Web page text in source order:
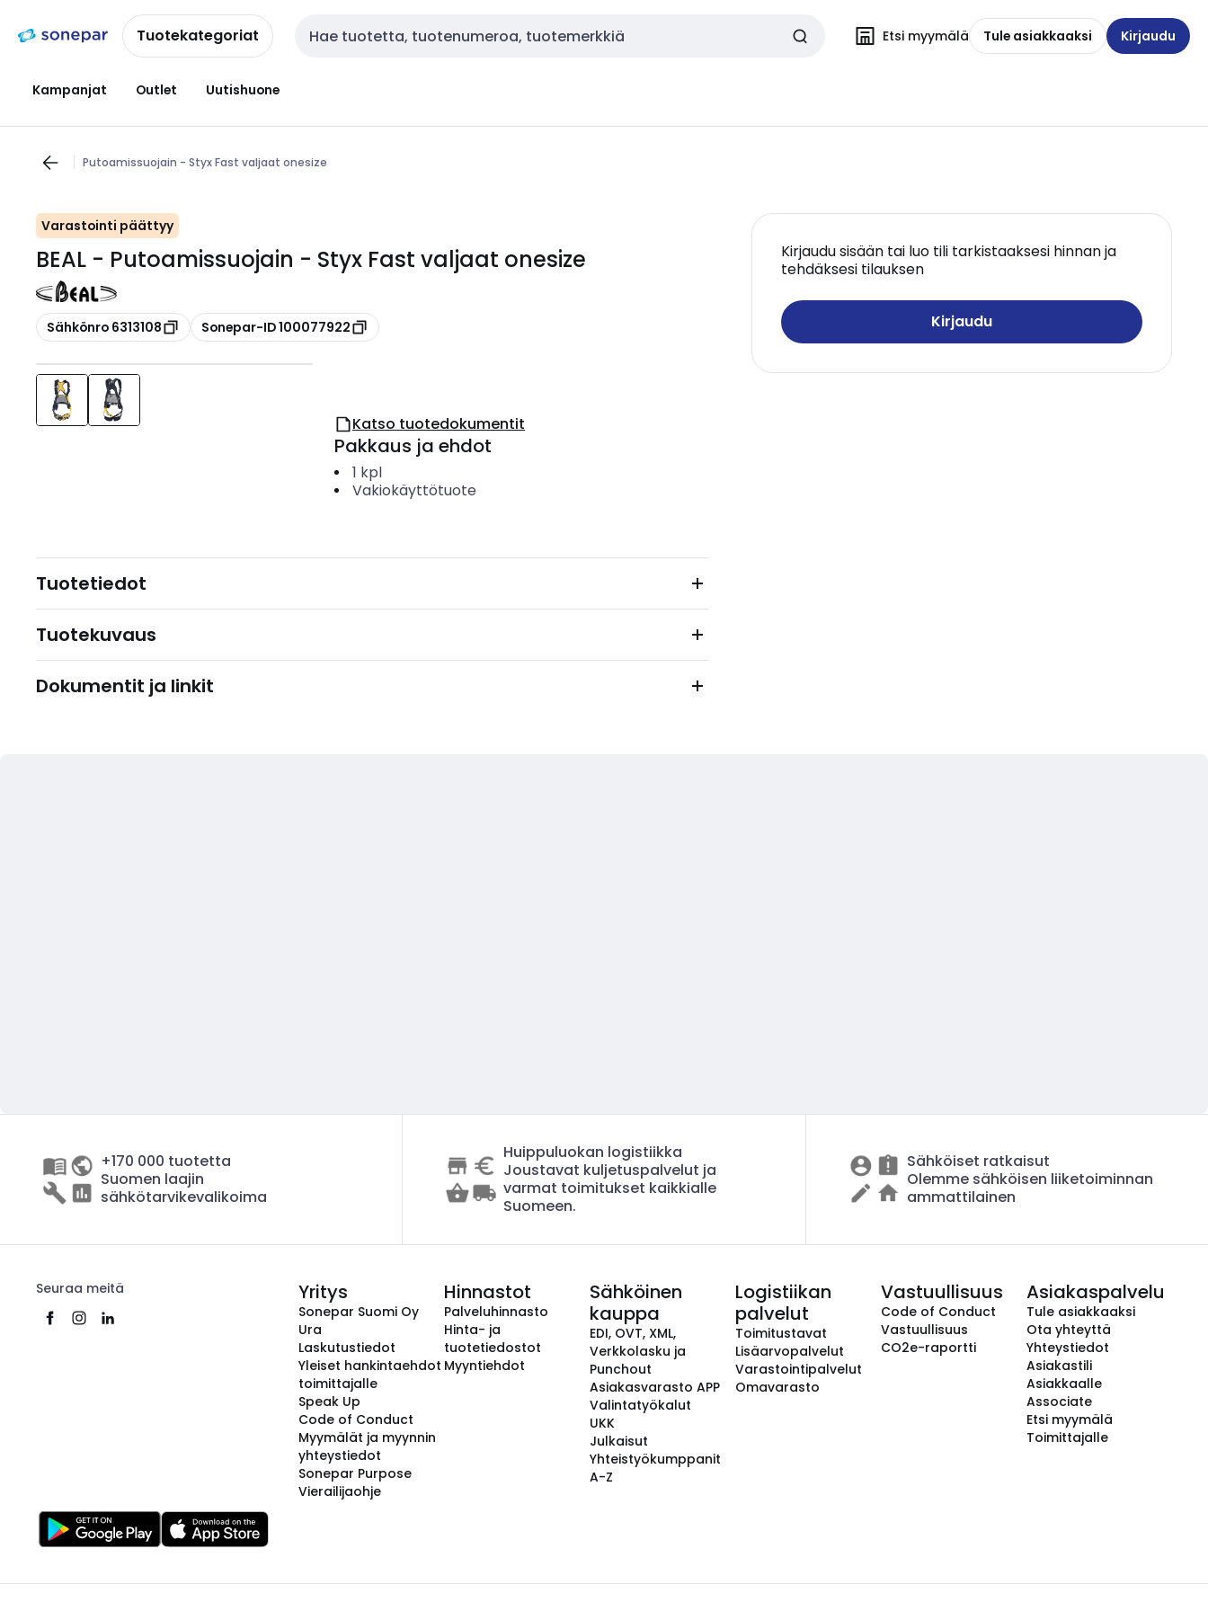
navigointiinsisältöönTuotekategoriat Haku Etsi myymälä Tule asiakkaaksi Kirjaudu
Kampanjat Outlet Uutishuone
Putoamissuojain - Styx Fast valjaat onesize
Varastointi päättyy
BEAL - Putoamissuojain - Styx Fast valjaat onesize
Kopioi
Sähkönro 6313108 Kopioi
Sonepar-ID 100077922
Kirjaudu sisään tai luo tili tarkistaaksesi hinnan ja
tehdäksesi tilauksen
Kirjaudu
Katso tuotedokumentit
Pakkaus ja ehdot
1 kpl
Vakiokäyttötuote
Tuotetiedot
Tuotekuvaus
Dokumentit ja linkit
+170 000 tuotetta
Suomen laajin
sähkötarvikevalikoima
Huippuluokan logistiikka
Joustavat kuljetuspalvelut ja
varmat toimitukset kaikkialle
Suomeen.
Sähköiset ratkaisut
Olemme sähköisen liiketoiminnan
ammattilainen
Seuraa meitä Yritys
Sonepar Suomi Oy
Ura
Laskutustiedot
Yleiset hankintaehdot
toimittajalle
Speak Up
Code of Conduct
Myymälät ja myynnin
yhteystiedot
Sonepar Purpose
Vierailijaohje
Hinnastot
Palveluhinnasto
Hinta- ja
tuotetiedostot
Myyntiehdot
Sähköinen
kauppa
EDI, OVT, XML,
Verkkolasku ja
Punchout
Asiakasvarasto APP
Valintatyökalut
UKK
Julkaisut
Yhteistyökumppanit
A-Z
Logistiikan
palvelut
Toimitustavat
Lisäarvopalvelut
Varastointipalvelut
Omavarasto
Vastuullisuus
Code of Conduct
Vastuullisuus
CO2e-raportti
Asiakaspalvelu
Tule asiakkaaksi
Ota yhteyttä
Yhteystiedot
Asiakastili
Asiakkaalle
Associate
Etsi myymälä
Toimittajalle